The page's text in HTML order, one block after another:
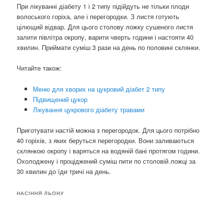
При лікуванні діабету 1 і 2 типу підійдуть не тільки плоди
волоського горіха, але і перегородки. З листя готують
цілющий відвар. Для цього столову ложку сушеного листя
залити півлітра окропу, варити чверть години і настояти 40
хвилин. Приймати суміш 3 рази на день по половині склянки.
Читайте також:
Меню для хворих на цукровий діабет 2 типу
Підвищений цукор
Лікування цукрового діабету травами
Приготувати настій можна з перегородок. Для цього потрібно
40 горіхів, з яких беруться перегородки. Вони заливаються
склянкою окропу і варяться на водяній бані протягом години.
Охолоджену і проціджений суміш пити по столовій ложці за
30 хвилин до їди тричі на день.
НАСІННЯ ЛЬОНУ